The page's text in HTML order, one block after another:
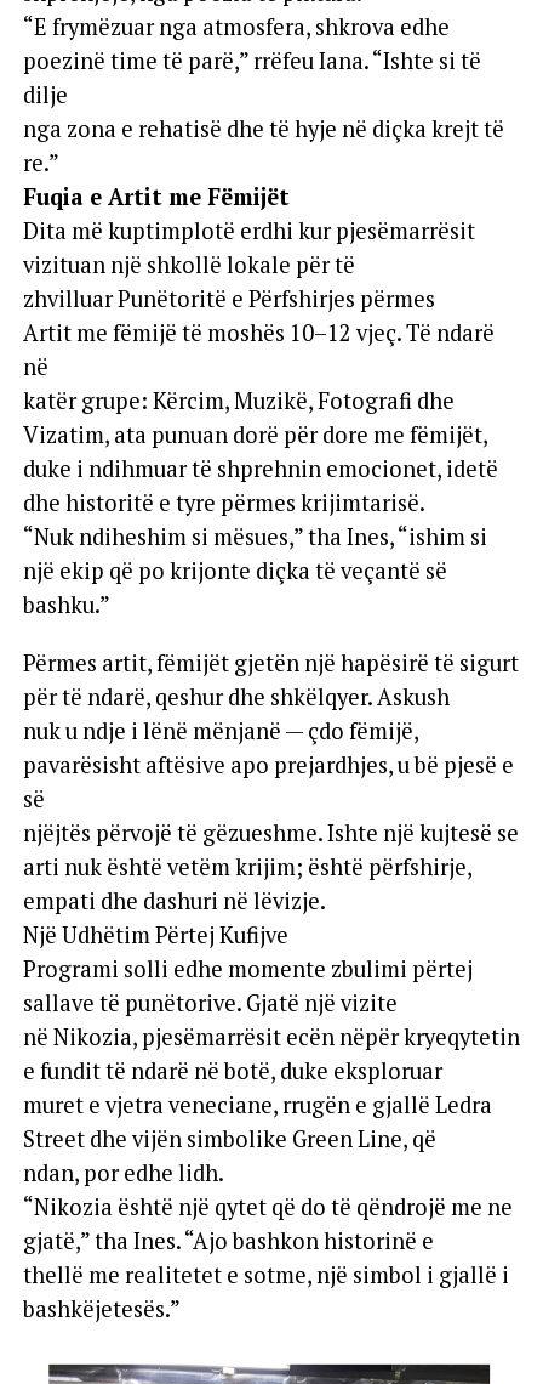
“E frymëzuar nga atmosfera, shkrova edhe
poezinë time të parë,” rrëfeu Iana. “Ishte si të
dilje
nga zona e rehatisë dhe të hyje në diçka krejt të
re.”
Fuqia e Artit me Fëmijët
Dita më kuptimplotë erdhi kur pjesëmarrësit
vizituan një shkollë lokale për të
zhvilluar Punëtoritë e Përfshirjes përmes
Artit me fëmijë të moshës 10–12 vjeç. Të ndarë
në
katër grupe: Kërcim, Muzikë, Fotografi dhe
Vizatim, ata punuan dorë për dore me fëmijët,
duke i ndihmuar të shprehnin emocionet, idetë
dhe historitë e tyre përmes krijimtarisë.
“Nuk ndiheshim si mësues,” tha Ines, “ishim si
një ekip që po krijonte diçka të veçantë së
bashku.”
Përmes artit, fëmijët gjetën një hapësirë të sigurt
për të ndarë, qeshur dhe shkëlqyer. Askush
nuk u ndje i lënë mënjanë — çdo fëmijë,
pavarësisht aftësive apo prejardhjes, u bë pjesë e
së
njëjtës përvojë të gëzueshme. Ishte një kujtesë se
arti nuk është vetëm krijim; është përfshirje,
empati dhe dashuri në lëvizje.
Një Udhëtim Përtej Kufijve
Programi solli edhe momente zbulimi përtej
sallave të punëtorive. Gjatë një vizite
në Nikozia, pjesëmarrësit ecën nëpër kryeqytetin
e fundit të ndarë në botë, duke eksploruar
muret e vjetra veneciane, rrugën e gjallë Ledra
Street dhe vijën simbolike Green Line, që
ndan, por edhe lidh.
“Nikozia është një qytet që do të qëndrojë me ne
gjatë,” tha Ines. “Ajo bashkon historinë e
thellë me realitetet e sotme, një simbol i gjallë i
bashkëjetesës.”